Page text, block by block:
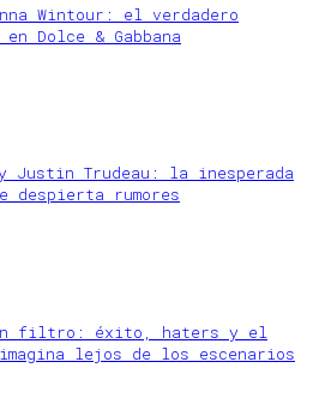
Wintour: el verdadero
Dolce & Gabbana
Justin Trudeau: la inesperada
despierta rumores
filtro: éxito, haters y el
lejos de los escenarios